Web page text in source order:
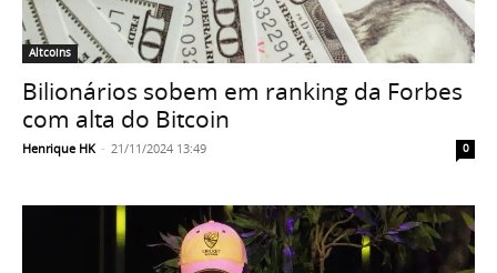
Altcoins
Bilionários sobem em ranking da Forbes
com alta do Bitcoin
Henrique HK - 21/11/2024 13:49 0